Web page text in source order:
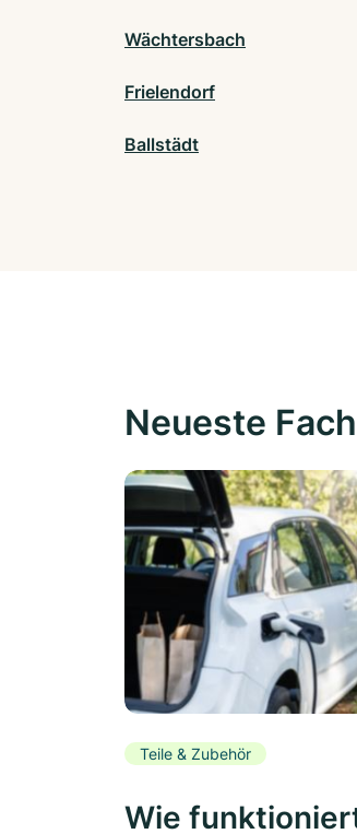
Wächtersbach
Frielendorf
Ballstädt
Neueste
Teile & Zubehör
Wie